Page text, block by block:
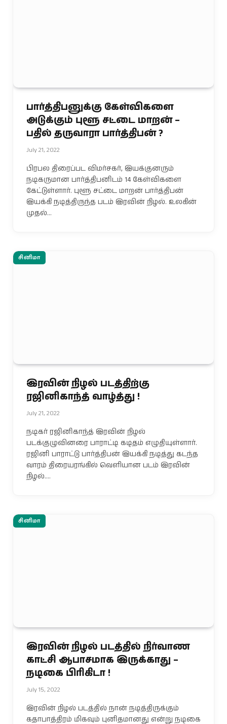
பார்த்திபனுக்கு கேள்விகளை
அடுக்கும் புளூ சட்டை மாறன் –
பதில் தருவாரா பார்த்திபன் ?
July 21, 2022
பிரபல திரைப்பட விமர்சகர், இயக்குனரும்
நடிகருமான பார்த்திபனிடம் 14 கேள்விகளை
கேட்டுள்ளார். புளூ சட்டை மாறன் பார்த்திபன்
இயக்கி நடித்திருந்த படம் இரவின் நிழல். உலகின்
முதல்…
சினிமா
இரவின் நிழல் படத்திற்கு
ரஜினிகாந்த் வாழ்த்து !
July 21, 2022
நடிகர் ரஜினிகாந்த் இரவின் நிழல்
படக்குழுவினரை பாராட்டி கடிதம் எழுதியுள்ளார்.
ரஜினி பாராட்டு பார்த்திபன் இயக்கி நடித்து கடந்த
வாரம் திரையரங்கில் வெளியான படம் இரவின்
நிழல்.…
சினிமா
இரவின் நிழல் படத்தில் நிர்வாண
காட்சி ஆபாசமாக இருக்காது –
நடிகை பிரிகிடா !
July 15, 2022
இரவின் நிழல் படத்தில் நான் நடித்திருக்கும்
கதாபாத்திரம் மிகவும் புனிதமானது என்று நடிகை